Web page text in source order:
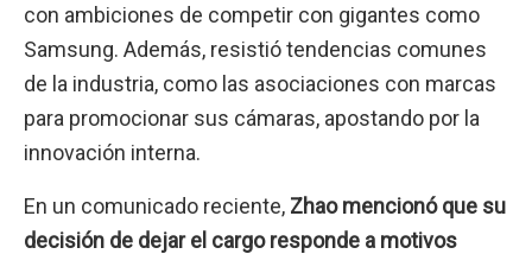
con ambiciones de competir con gigantes como
Samsung. Además, resistió tendencias comunes
de la industria, como las asociaciones con marcas
para promocionar sus cámaras, apostando por la
innovación interna.
En un comunicado reciente, Zhao mencionó que su
decisión de dejar el cargo responde a motivos